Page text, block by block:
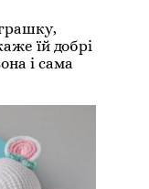
їй добрі
і сама